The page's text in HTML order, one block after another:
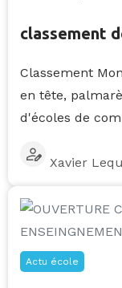
classement
Classement
en tête,
d'écoles de
Xavier
Actu école